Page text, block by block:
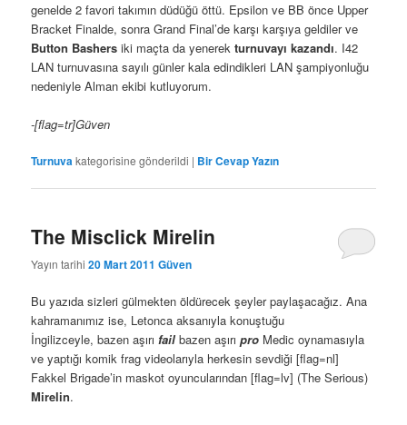
genelde 2 favori takımın düdüğü öttü. Epsilon ve BB önce Upper
Bracket Finalde, sonra Grand Final’de karşı karşıya geldiler ve
Button Bashers iki maçta da yenerekturnuvayı kazandı. I42
LAN turnuvasına sayılı günler kala edindikleri LAN şampiyonluğu
nedeniyle Alman ekibi kutluyorum.
-[flag=tr]Güven
Turnuvakategorisine gönderildi | Bir Cevap Yazın
The Misclick Mirelin
Yayın tarihi20 Mart 2011 Güven
Bu yazıda sizleri gülmekten öldürecek şeyler paylaşacağız. Ana
kahramanımız ise, Letonca aksanıyla konuştuğu
İngilizceyle, bazen aşırıfail bazen aşırıpro Medic oynamasıyla
ve yaptığı komik frag videolarıyla herkesin sevdiği [flag=nl]
Fakkel Brigade’in maskot oyuncularından [flag=lv] (The Serious)
Mirelin.